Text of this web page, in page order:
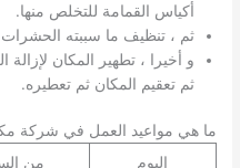
أكياس القمامة للتخلص منها.
ثم ، تنظيف ما سببته
و أخيرا ، تطهير المكان لإزالة
ثم تعقيم المكان ثم تعطيره.
ما هي مواعيد العمل في شركة
اليوم
من